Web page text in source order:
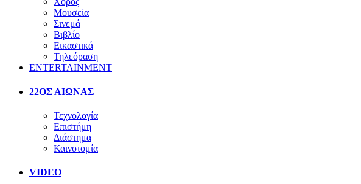
Μουσεία
Σινεμά
Βιβλίο
Εικαστικά
Τηλεόραση
ENTERTAINMENT
22ΟΣ ΑΙΩΝΑΣ
Τεχνολογία
Επιστήμη
Διάστημα
Καινοτομία
VIDEO